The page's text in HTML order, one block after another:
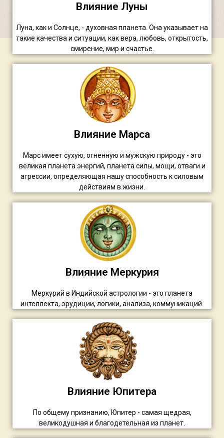
Влияние Луны
Луна, как и Солнце, - духовная планета. Она указывает на
такие качества и ситуации, как вера, любовь, открытость,
смирение, мир и счастье.
Влияние Марса
Марс имеет сухую, огненную и мужскую природу - это
великая планета энергий, планета силы, мощи, отваги и
агрессии, определяющая нашу способность к силовым
действиям в жизни.
Влияние Меркурия
Меркурий в Индийской астрологии - это планета
интеллекта, эрудиции, логики, анализа, коммуникаций.
Влияние Юпитера
По общему признанию, Юпитер - самая щедрая,
великодушная и благодетельная из планет.